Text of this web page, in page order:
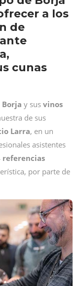
a los
de
cunas
Borja y sus vinos
de sus
Larra, en un
asistentes
referencias
por parte de